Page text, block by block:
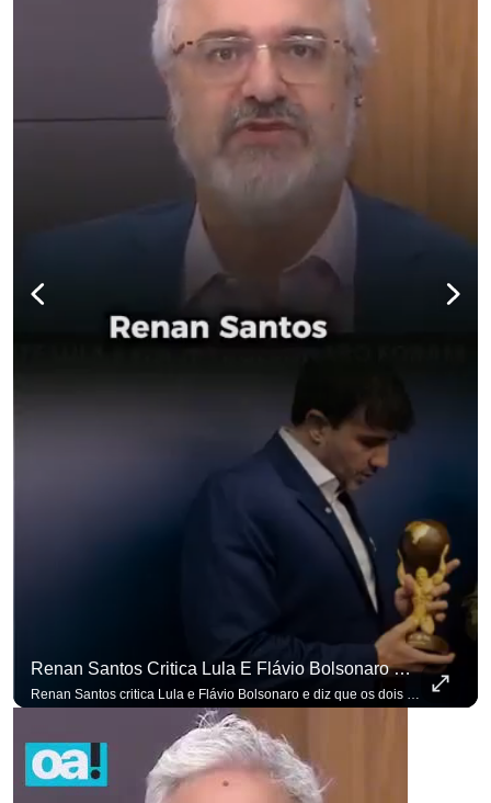
Renan Santos Critica Lula E Flávio Bolsonaro E Diz Que Os Dois São Lados Da Mesma Moeda.